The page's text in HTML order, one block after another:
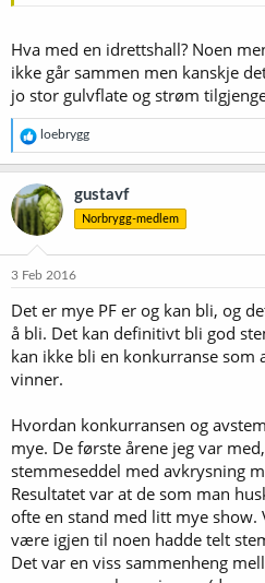
Hva med en idrettshall? Noen
ikke går sammen men kanskje
jo stor gulvflate og strøm
R
e
a
k
s
j
o
e
loebrygg
gustavf
Norbrygg-medlem
3 Feb 2016
Det er mye PF er og kan bli, og
å bli. Det kan definitivt bli god
kan ikke bli en konkurranse som
vinner.
Hvordan konkurransen og
mye. De første årene jeg var
stemmeseddel med avkrysning
Resultatet var at de som man
ofte en stand med litt mye show.
være igjen til noen hadde telt
Det var en viss sammenheng